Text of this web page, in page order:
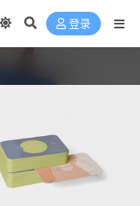
登录